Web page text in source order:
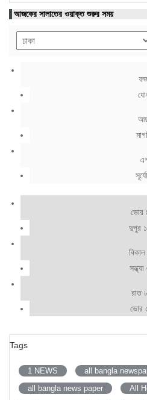
আজকের সালাতের ওয়াক্ত শুরুর সময়
ভোর
দুপুর
রাত
ভোর
Tags
1 NEWS
all bangla
all bangla news paper
All